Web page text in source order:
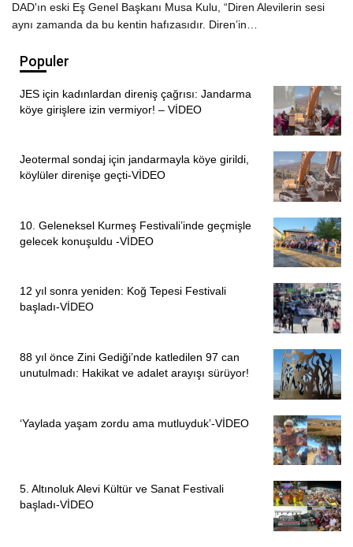
DAD'ın eski Eş Genel Başkanı Musa Kulu, “Diren Alevilerin sesi
aynı zamanda da bu kentin hafızasıdır. Diren’in…
Populer
JES için kadınlardan direniş çağrısı: Jandarma
köye girişlere izin vermiyor! – VİDEO
Jeotermal sondaj için jandarmayla köye girildi,
köylüler direnişe geçti-VİDEO
10. Geleneksel Kurmeş Festivali’inde geçmişle
gelecek konuşuldu -VİDEO
12 yıl sonra yeniden: Koğ Tepesi Festivali
başladı-VİDEO
88 yıl önce Zini Gediği’nde katledilen 97 can
unutulmadı: Hakikat ve adalet arayışı sürüyor!
‘Yaylada yaşam zordu ama mutluyduk’-VİDEO
5. Altınoluk Alevi Kültür ve Sanat Festivali
başladı-VİDEO